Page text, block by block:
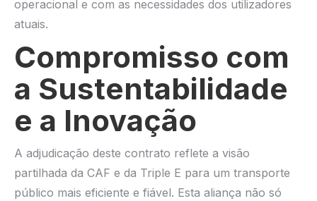
operacional e com as necessidades dos utilizadores
atuais.
Compromisso com
a Sustentabilidade
e a Inovação
A adjudicação deste contrato reflete a visão
partilhada da CAF e da Triple E para um transporte
público mais eficiente e fiável. Esta aliança não só